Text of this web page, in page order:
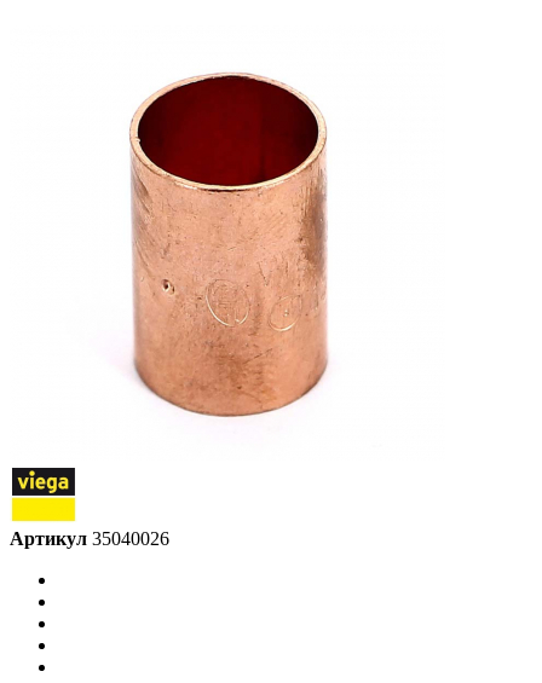
Артикул 35040026